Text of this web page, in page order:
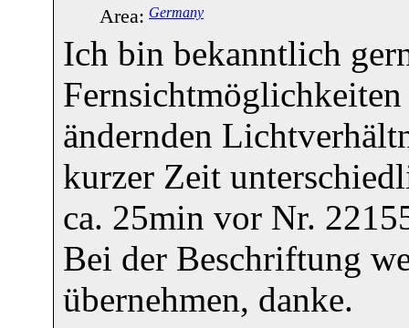
Area: Germany
Ich bin bekanntlich
ändernden
kurzer Zeit
ca. 25min vor Nr.
Bei der Beschriftung
übernehmen, danke.